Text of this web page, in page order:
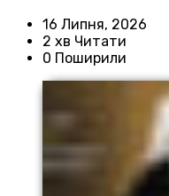
16 Липня, 2026
2 хв Читати
0 Поширили